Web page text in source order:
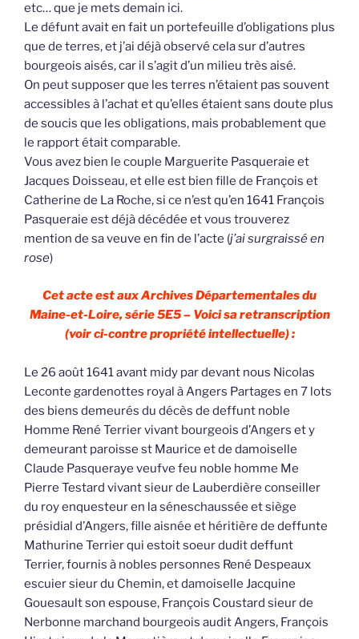
etc… que je mets demain ici.
Le défunt avait en fait un portefeuille d’obligations plus
que de terres, et j’ai déjà observé cela sur d’autres
bourgeois aisés, car il s’agit d’un milieu très aisé.
On peut supposer que les terres n’étaient pas souvent
accessibles à l’achat et qu’elles étaient sans doute plus
de soucis que les obligations, mais probablement que
le rapport était comparable.
Vous avez bien le couple Marguerite Pasqueraie et
Jacques Doisseau, et elle est bien fille de François et
Catherine de La Roche, si ce n’est qu’en 1641 François
Pasqueraie est déjà décédée et vous trouverez
mention de sa veuve en fin de l’acte (j’ai surgraissé en
rose)
Cet acte est aux Archives Départementales du
Maine-et-Loire, série 5E5 – Voici sa retranscription
(voir ci-contre propriété intellectuelle) :
Le 26 août 1641 avant midy par devant nous Nicolas
Leconte gardenottes royal à Angers Partages en 7 lots
des biens demeurés du décès de deffunt noble
Homme René Terrier vivant bourgeois d’Angers et y
demeurant paroisse st Maurice et de damoiselle
Claude Pasqueraye veufve feu noble homme Me
Pierre Testard vivant sieur de Lauberdière conseiller
du roy enquesteur en la séneschaussée et siège
présidial d’Angers, fille aisnée et héritière de deffunte
Mathurine Terrier qui estoit soeur dudit deffunt
Terrier, fournis à nobles personnes René Despeaux
escuier sieur du Chemin, et damoiselle Jacquine
Gouesault son espouse, François Coustard sieur de
Nerbonne marchand bourgeois audit Angers, François